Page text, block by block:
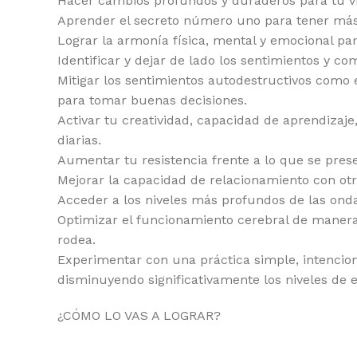
Aprender el secreto número uno para tener
Lograr la armonía física, mental y emocional
Identificar y dejar de lado los sentimientos y
Mitigar los sentimientos autodestructivos
para tomar buenas decisiones.
Activar tu creatividad, capacidad de
diarias.
Aumentar tu resistencia frente a lo que se
Mejorar la capacidad de relacionamiento con
Acceder a los niveles más profundos de las
Optimizar el funcionamiento cerebral de
rodea.
Experimentar con una práctica simple,
disminuyendo significativamente los niveles de
¿CÓMO LO VAS A LOGRAR?